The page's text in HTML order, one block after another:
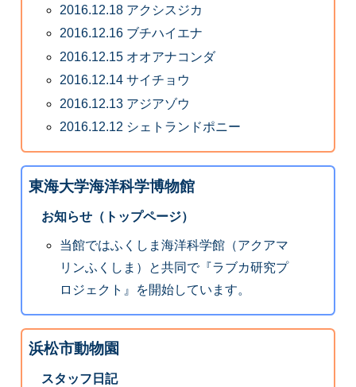
2016.12.18 アクシスジカ
2016.12.16 ブチハイエナ
2016.12.15 オオアナコンダ
2016.12.14 サイチョウ
2016.12.13 アジアゾウ
2016.12.12 シェトランドポニー
東海大学海洋科学博物館
お知らせ（トップページ）
当館ではふくしま海洋科学館（アクアマ
リンふくしま）と共同で『ラブカ研究プ
ロジェクト』を開始しています。
浜松市動物園
スタッフ日記